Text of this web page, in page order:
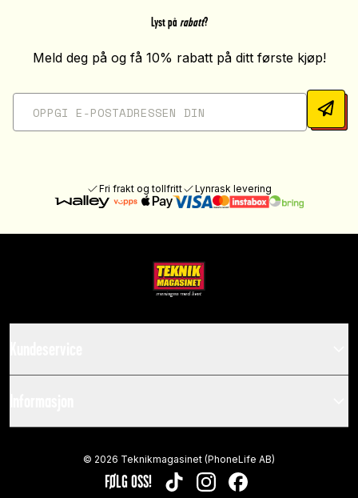
Lyst på rabatt?
Meld deg på og få 10% rabatt på ditt første kjøp!
Fri frakt og tollfritt Lynrask levering
FØLG OSS! TIKTOKINSTAGRAMFACEBOOK
© 2026 Teknikmagasinet (PhoneLife AB)